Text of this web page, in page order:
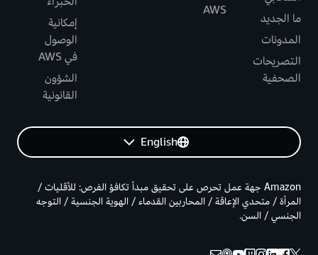
ما الجديد
المدونات
التصريحات
الصحفية
AWS
إمكانية
الوصول
في AWS
الشؤون
القانونية
English
Amazon جهة عمل تحرص على تحقيق مبدأ تكافؤ الفرص: للأقليات /
المرأة / متحدي الإعاقة / المحاربين القدماء / الهوية الجنسية / التوجه
الجنسي / السن.